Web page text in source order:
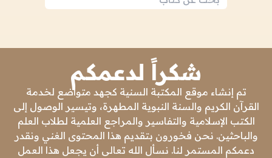
شكراً لدعمكم
تم إنشاء موقع المكتبة السنية كجهد متواضع لخدمة
القرآن الكريم والسنة النبوية المطهرة، وتيسير الوصول إلى
الكتب الإسلامية والتفاسير والمراجع العلمية لطلاب العلم
والباحثين. نحن فخورون بتقديم هذا المحتوى الغني ونقدر
دعمكم المستمر لنا. نسأل الله تعالى أن يجعل هذا العمل